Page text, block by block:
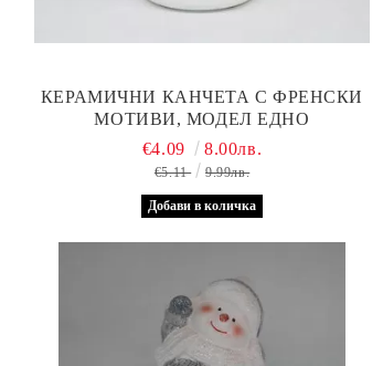
КЕРАМИЧНИ КАНЧЕТА С ФРЕНСКИ
МОТИВИ, МОДЕЛ ЕДНО
€4.09 8.00лв.
€5.11 9.99лв.